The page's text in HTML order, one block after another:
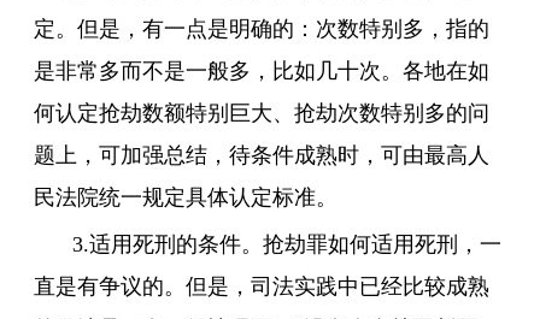
定。但是，有一点是明确的：次数特别多，指的
是非常多而不是一般多，比如几十次。各地在如
何认定抢劫数额特别巨大、抢劫次数特别多的问
题上，可加强总结，待条件成熟时，可由最高人
民法院统一规定具体认定标准。
3.适用死刑的条件。抢劫罪如何适用死刑，一
直是有争议的。但是，司法实践中已经比较成熟